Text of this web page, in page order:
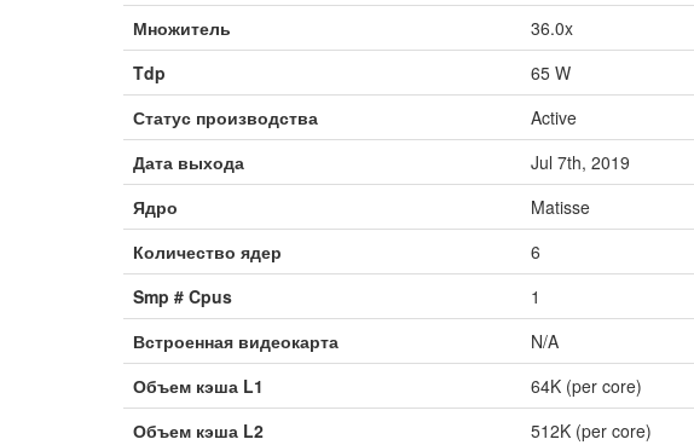
Множитель
36.0x
Tdp
65 W
Статус производства
Active
Дата выхода
Jul 7th, 2019
Ядро
Matisse
Количество ядер
6
Smp # Cpus
1
Встроенная видеокарта
N/A
Объем кэша L1
64K (per core)
Объем кэша L2
512K (per core)